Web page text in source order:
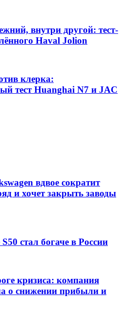
внутри другой: тест-
Haval Jolion
клерка:
тест Huanghai N7 и JAC
вдвое сократит
и хочет закрыть заводы
стал богаче в России
кризиса: компания
о снижении прибыли и